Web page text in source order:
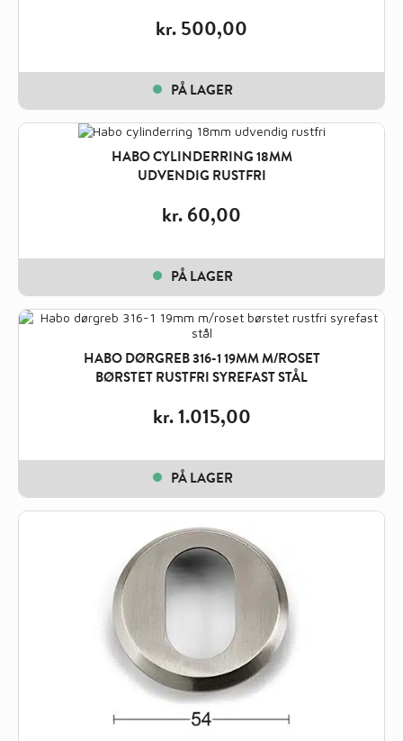
kr.500,00
PÅ LAGER
HABO CYLINDERRING 18MM
UDVENDIG RUSTFRI
kr.60,00
PÅ LAGER
HABO DØRGREB 316-1 19MM M/ROSET
BØRSTET RUSTFRI SYREFAST STÅL
kr.1.015,00
PÅ LAGER